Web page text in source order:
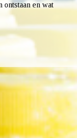
ontstaan en wat